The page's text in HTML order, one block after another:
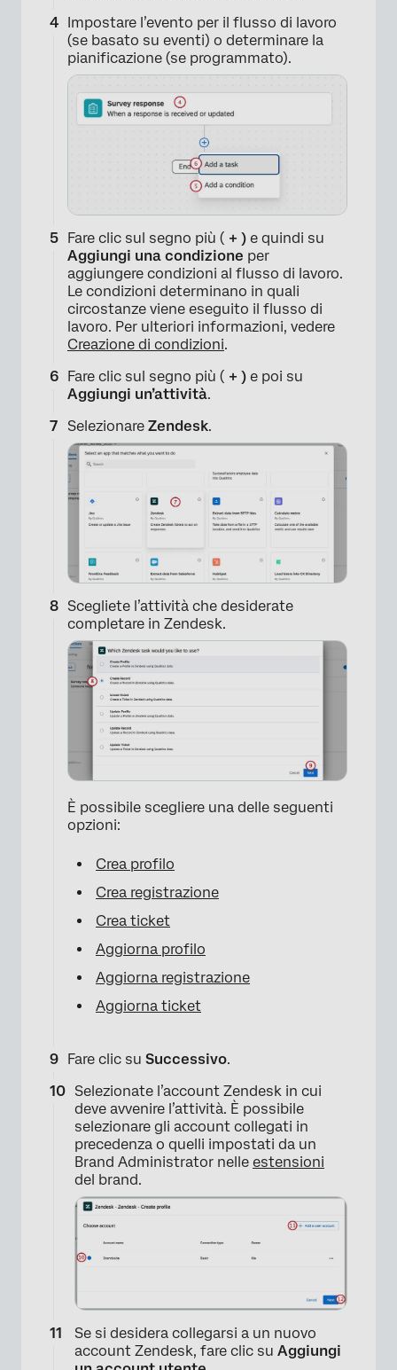
Impostare l’evento per il flusso di lavoro
(se basato su eventi) o determinare la
pianificazione (se programmato).
Fare clic sul segno più ( + ) e quindi su
Aggiungi una condizione per
aggiungere condizioni al flusso di lavoro.
Le condizioni determinano in quali
circostanze viene eseguito il flusso di
lavoro. Per ulteriori informazioni, vedere
Creazione di condizioni.
Fare clic sul segno più ( + ) e poi su
Aggiungi un’attività.
Selezionare Zendesk.
Scegliete l’attività che desiderate
completare in Zendesk.
È possibile scegliere una delle seguenti
opzioni:
Crea profilo
Crea registrazione
Crea ticket
Aggiorna profilo
Aggiorna registrazione
Aggiorna ticket
Fare clic su Successivo.
Selezionate l’account Zendesk in cui
deve avvenire l’attività. È possibile
selezionare gli account collegati in
precedenza o quelli impostati da un
Brand Administrator nelle estensioni
del brand.
Se si desidera collegarsi a un nuovo
account Zendesk, fare clic su Aggiungi